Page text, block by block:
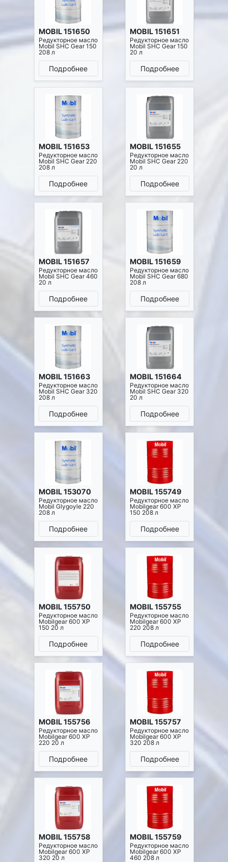
MOBIL 151650
Редукторное масло
Mobil SHC Gear 150
208 л
Подробнее
MOBIL 151651
Редукторное масло
Mobil SHC Gear 150
20 л
Подробнее
MOBIL 151653
Редукторное масло
Mobil SHC Gear 220
208 л
Подробнее
MOBIL 151655
Редукторное масло
Mobil SHC Gear 220
20 л
Подробнее
MOBIL 151657
Редукторное масло
Mobil SHC Gear 460
20 л
Подробнее
MOBIL 151659
Редукторное масло
Mobil SHC Gear 680
208 л
Подробнее
MOBIL 151663
Редукторное масло
Mobil SHC Gear 320
208 л
Подробнее
MOBIL 151664
Редукторное масло
Mobil SHC Gear 320
20 л
Подробнее
MOBIL 153070
Редукторное масло
Mobil Glygoyle 220
208 л
Подробнее
MOBIL 155749
Редукторное масло
Mobilgear 600 XP
150 208 л
Подробнее
MOBIL 155750
Редукторное масло
Mobilgear 600 XP
150 20 л
Подробнее
MOBIL 155755
Редукторное масло
Mobilgear 600 XP
220 208 л
Подробнее
MOBIL 155756
Редукторное масло
Mobilgear 600 XP
220 20 л
Подробнее
MOBIL 155757
Редукторное масло
Mobilgear 600 XP
320 208 л
Подробнее
MOBIL 155758
Редукторное масло
Mobilgear 600 XP
320 20 л
MOBIL 155759
Редукторное масло
Mobilgear 600 XP
460 208 л